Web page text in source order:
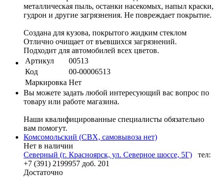
металлическая пыль, останки насекомых, напыл краски,
гудрон и другие загрязнения. Не повреждает покрытие.
Создана для кузова, покрытого жидким стеклом
Отлично очищает от въевшихся загрязнений.
Подходит для автомобилей всех цветов.
Артикул
00513
Код
00-00006513
Маркировка Нет
Вы можете задать любой интересующий вас вопрос по
товару или работе магазина.
Наши квалифицированные специалисты обязательно
вам помогут.
Комсомольский (СВХ, самовывоза нет)
Нет в наличии
Северный (г. Красноярск, ул. Северное шоссе, 5Г)
тел:
+7 (391) 2199957 доб. 201
Достаточно